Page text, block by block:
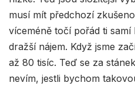
musí mít předchozí
víceméně točí pořád ti samí
dražší nájem. Když jsme
až 80 tisíc. Teď se za
nevím, jestli bychom